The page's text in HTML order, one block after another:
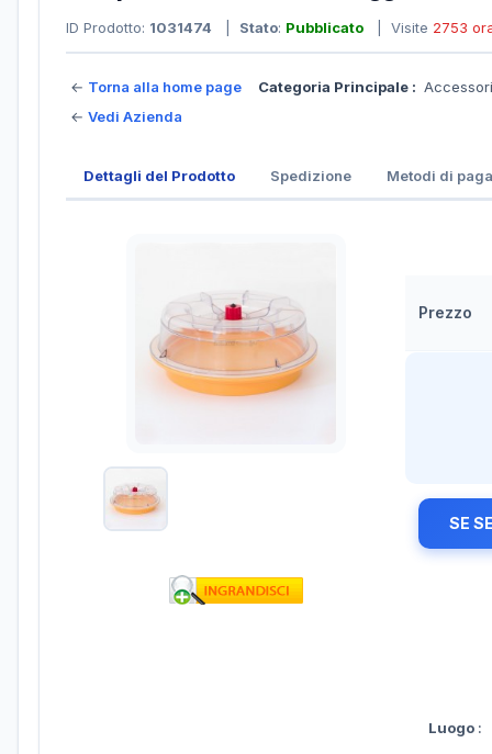
ID Prodotto: 1031474 Stato: Pubblicato | Visite 2753
← Torna alla home page
← Vedi Azienda
Categoria Principale :
Dettagli del Prodotto Spedizione Metodi di
Prezzo
SE
Luogo :